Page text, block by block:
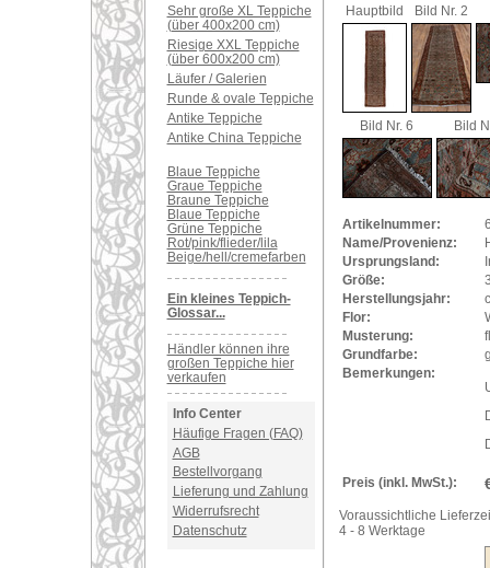
Sehr große XL Teppiche
(über 400x200 cm)
Riesige XXL Teppiche
(über 600x200 cm)
Läufer / Galerien
Runde & ovale Teppiche
Antike Teppiche
Antike China Teppiche
Blaue Teppiche
Graue Teppiche
Braune Teppiche
Blaue Teppiche
Grüne Teppiche
Rot/pink/flieder/lila
Beige/hell/cremefarben
Ein kleines Teppich-
Glossar...
Händler können ihre
großen Teppiche hier
verkaufen
Info Center
Häufige Fragen (FAQ)
AGB
Bestellvorgang
Lieferung und Zahlung
Widerrufsrecht
Datenschutz
Hauptbild
Bild Nr. 2
Bild Nr. 6 Bild
Artikelnummer:
Name/Provenienz:
Ursprungsland:
Größe:
Herstellungsjahr:
Flor:
Musterung:
Grundfarbe:
Bemerkungen:
Preis (inkl. MwSt.):
Voraussichtliche
4 - 8 Werktage